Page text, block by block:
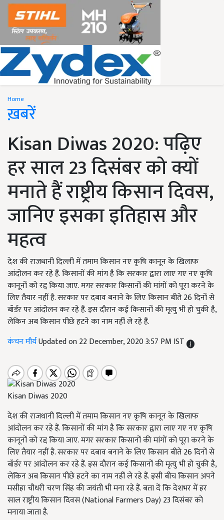
Home
ख़बरें
Kisan Diwas 2020: पढ़िए
हर साल 23 दिसंबर को क्यों
मनाते हैं राष्ट्रीय किसान दिवस,
जानिए इसका इतिहास और
महत्व
देश की राजधानी दिल्ली में तमाम किसान नए कृषि कानून के खिलाफ
आंदोलन कर रहे हैं. किसानों की मांग है कि सरकार द्वारा लाए गए नए कृषि
कानूनों को रद्द किया जाए. मगर सरकार किसानों की मांगों को पूरा करने के
लिए तैयार नहीं है. सरकार पर दबाव बनाने के लिए किसान बीते 26 दिनों से
बॉर्डर पर आंदोलन कर रहे हैं. इस दौरान कई किसानों की मृत्यु भी हो चुकी है,
लेकिन अब किसान पीछे हटने का नाम नहीं ले रहे हैं.
कंचन मौर्यUpdated on 22 December, 2020 3:57 PM IST
Kisan Diwas 2020
देश की राजधानी दिल्ली में तमाम किसान नए कृषि कानून के खिलाफ
आंदोलन कर रहे हैं. किसानों की मांग है कि सरकार द्वारा लाए गए नए कृषि
कानूनों को रद्द किया जाए. मगर सरकार किसानों की मांगों को पूरा करने के
लिए तैयार नहीं है. सरकार पर दबाव बनाने के लिए किसान बीते 26 दिनों से
बॉर्डर पर आंदोलन कर रहे हैं. इस दौरान कई किसानों की मृत्यु भी हो चुकी है,
लेकिन अब किसान पीछे हटने का नाम नहीं ले रहे हैं. इसी बीच किसान अपने
मसीहा चौधरी चरण सिंह की जयंती भी मना रहे हैं. बता दें कि देशभर में हर
साल राष्ट्रीय किसान दिवस (National Farmers Day) 23 दिसंबर को
मनाया जाता है.